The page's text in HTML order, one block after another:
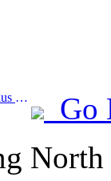
Prev:L'aéroport de Daxing transportera plus de 1,3 million de passagers pendant les vacances de la « Fête nationale » en 2025
Go